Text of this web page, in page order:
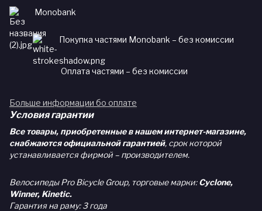
Monobank
Покупка частями Monobank – без комиссии
Оплата частями – без комиссии
Больше информации бо оплате
Условия гарантии
Все товары, приобретенные в нашем интернет-магазине,
снабжаются официальной гарантией, срок которой
устанавливается фирмой – производителем.
Велосипеды Pro Bicycle Group, торговые марки:Cyclone,
Winner, Kinetic.
Гарантия на раму: 3 года